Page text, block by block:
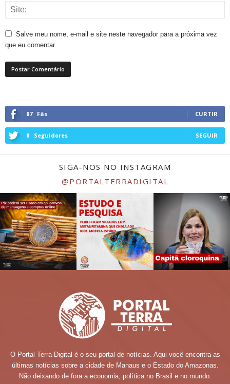
Salve meu nome, e-mail e site neste navegador para a próxima vez
que eu comentar.
87 Fãs CURTIR
8 Seguidores SEGUIR
SIGA-NOS NO INSTAGRAM
@PORTALTERRADIGITAL
O Portal Terra Digital é o seu portal de notícias. Aqui você encontra as
últimas notícias sobre a cidade de Manaus e o Estado do Amazonas.
Não deixando de fora a economia, política no Brasil e no mundo.